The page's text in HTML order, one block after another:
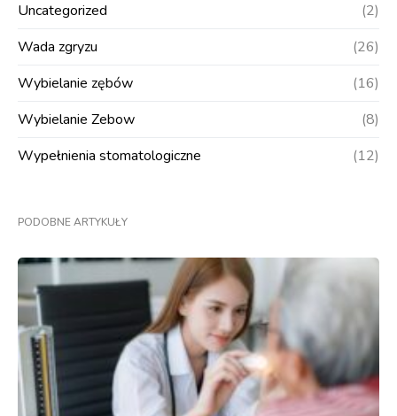
Uncategorized
(2)
Wada zgryzu
(26)
Wybielanie zębów
(16)
Wybielanie Zebow
(8)
Wypełnienia stomatologiczne
(12)
PODOBNE ARTYKUŁY